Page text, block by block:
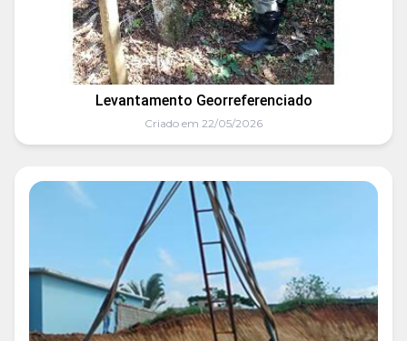
Levantamento Georreferenciado
Criado em 22/05/2026